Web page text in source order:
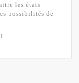
les états
possibilités de